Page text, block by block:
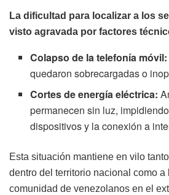
La dificultad para localizar a los
visto agravada por factores
Colapso de la telefonía móvil:
quedaron sobrecargadas o
Cortes de energía eléctrica:
permanecen sin luz,
dispositivos y la conexión a
Esta situación mantiene en vilo
dentro del territorio nacional como a
comunidad de venezolanos en el